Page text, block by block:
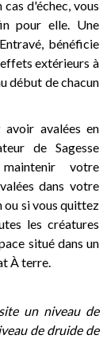
d'échec, vous
pour elle. Une
bénéficie
extérieurs à
début de chacun
avalées en
de Sagesse
votre
dans votre
ou si vous quittez
les créatures
situé dans un
À terre.
un niveau de
de druide de